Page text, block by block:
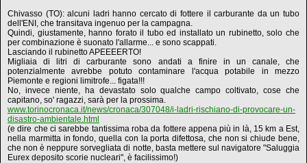
Chivasso (TO): alcuni ladri hanno cercato di fottere il carburante da un tubo
dell'ENI, che transitava ingenuo per la campagna.
Quindi, giustamente, hanno forato il tubo ed installato un rubinetto, solo che
per combinazione è suonato l'allarme... e sono scappati.
Lasciando il rubinetto APEEEERTO!
Migliaia di litri di carburante sono andati a finire in un canale, che
potenzialmente avrebbe potuto contaminare l'acqua potabile in mezzo
Piemonte e regioni limitrofe... figata!!!
No, invece niente, ha devastato solo qualche campo coltivato, cose che
capitano, so' ragazzi, sarà per la prossima.
www.torinocronaca.it/news/cronaca/307048/i-ladri-rischiano-di-provocare-un-
disastro-ambientale.html
(e dire che ci sarebbe tantissima roba da fottere appena più in là, 15 km a Est,
nella marmitta in fondo, quella con la porta difettosa, che non si chiude bene,
che non è neppure sorvegliata di notte, basta mettere sul navigatore "Saluggia
Eurex deposito scorie nucleari", è facilissimo!)